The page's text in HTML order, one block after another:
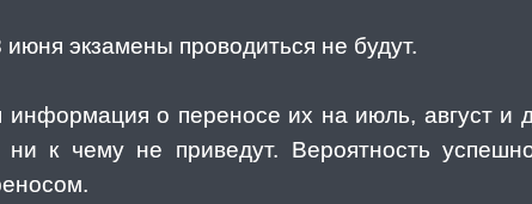
экзамены проводиться не будут.
информация о переносе их на июль, август и
ни к чему не приведут. Вероятность